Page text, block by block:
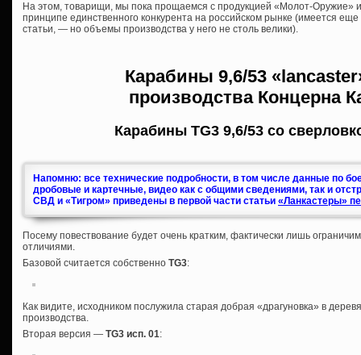
На этом, товарищи, мы пока прощаемся с продукцией «Молот-Оружие»
принципе единственного конкурента на российском рынке (имеется
статьи, — но объемы производства у него не столь велики).
Карабины 9,6/53
производства Концерна
Карабины TG3 9,6/53 со
Напомню: все технические подробности, в том числе данные по
дробовые и картечные, видео как с общими сведениями, так и
СВД и «Тигром» приведены в первой части статьи «Ланкастеры»
Посему повествование будет очень кратким, фактически лишь
отличиями.
Базовой считается собственно TG3:
Как видите, исходником послужила старая добрая «драгуновка» в
производства.
Вторая версия — TG3 исп. 01: